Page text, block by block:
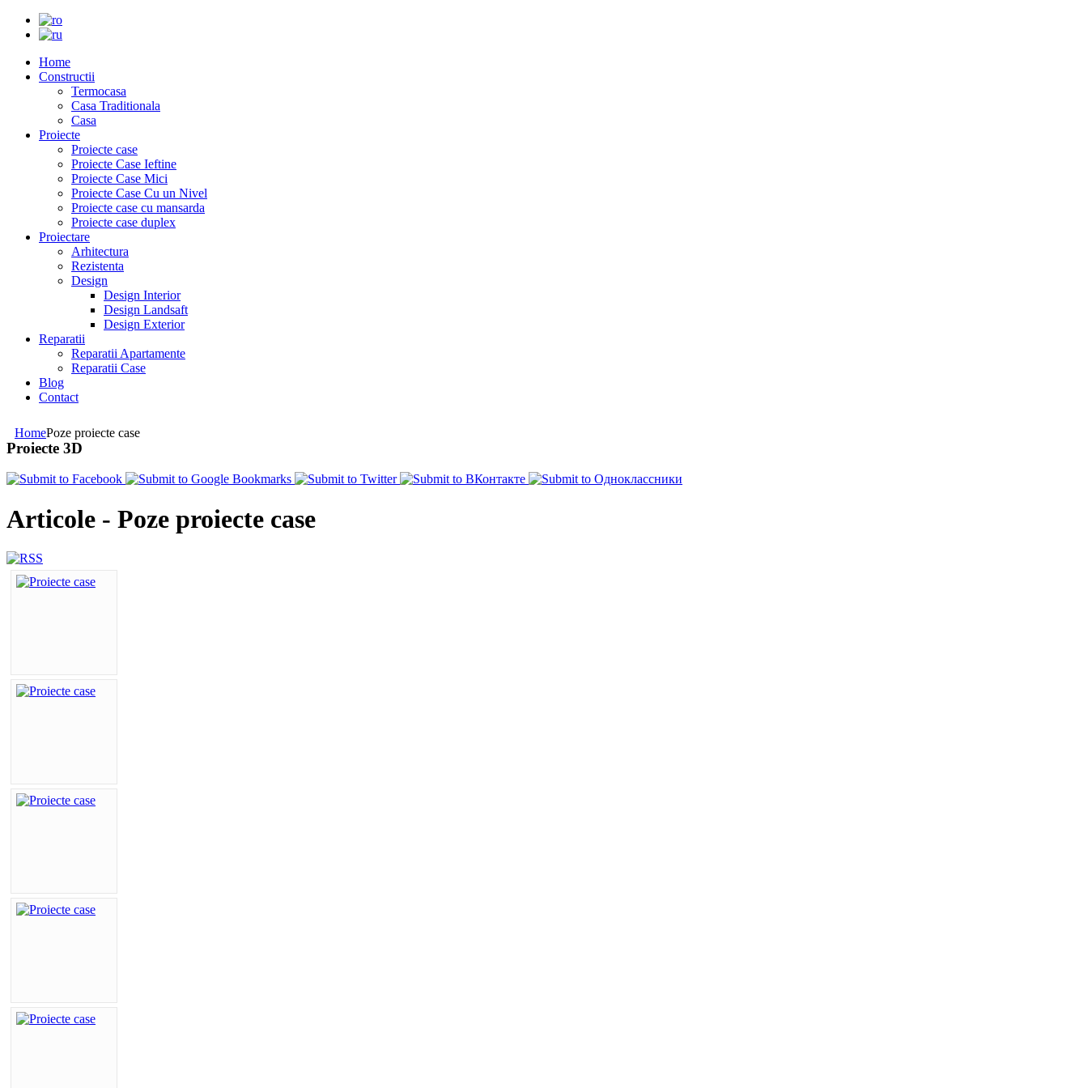
Home
Constructii
Termocasa
Casa Traditionala
Casa
Proiecte
Proiecte case
Proiecte Case Ieftine
Proiecte Case Mici
Proiecte Case Cu un Nivel
Proiecte case cu mansarda
Proiecte case duplex
Proiectare
Arhitectura
Rezistenta
Design
Design Interior
Design Landsaft
Design Exterior
Reparatii
Reparatii Apartamente
Reparatii Case
Blog
Contact
HomePoze proiecte case
Proiecte 3D
Articole - Poze proiecte case